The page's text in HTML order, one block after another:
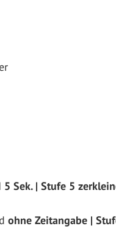
5 Sek. | Stufe 5
ohne Zeitangabe |